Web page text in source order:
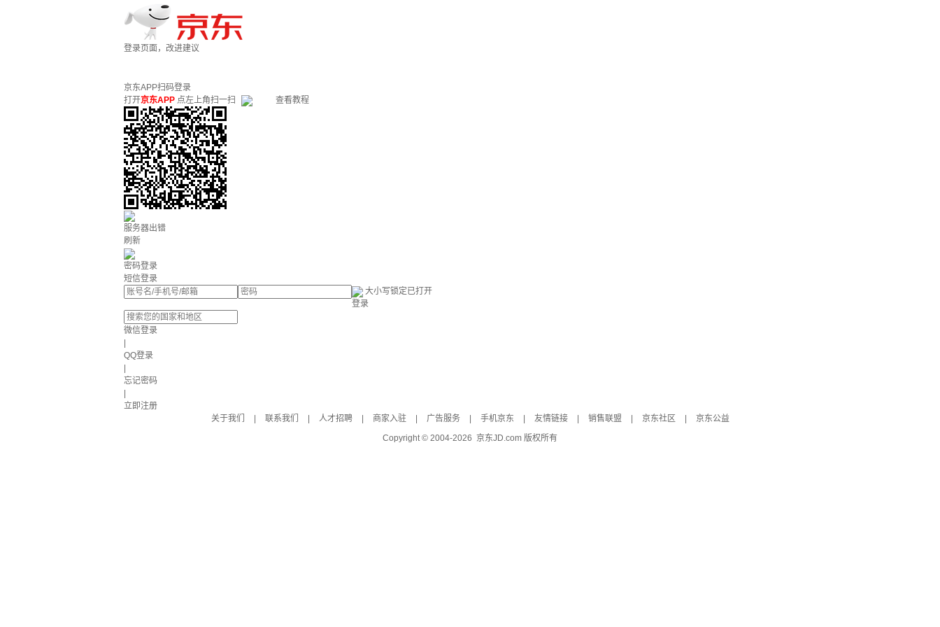
登录页面，改进建议
京东APP扫码登录
打开京东APP 点左上角扫一扫 查看教程
服务器出错
刷新
密码登录
短信登录
大小写锁定已打开
登录
微信登录
QQ登录
忘记密码
立即注册
关于我们
联系我们 人才招聘 商家入驻 广告服务 手机京东 友情链接 销售联盟 京东社区
京东公益
Copyright © 2004-2026 京东JD.com 版权所有